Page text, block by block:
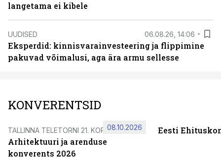
langetama ei kibele
UUDISED 06.08.26, 14:06
Eksperdid: kinnisvarainvesteering ja flippimine
pakuvad võimalusi, aga ära armu sellesse
KONVERENTSID
TALLINNA TELETORNI 21. KORRUSEL
Arhitektuuri ja arenduse
konverents 2026
08.10.2026 Eesti